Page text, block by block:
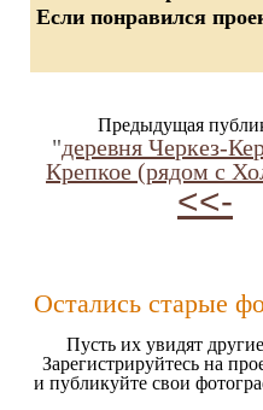
Если понравился
Предыдущая
"деревня Черкез-
Крепкое (рядом с
<<-
Остались старые
Пусть их увидят
Зарегистрируйтесь на
и публикуйте свои